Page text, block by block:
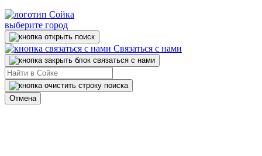
выберите город
Связаться с нами
Отмена